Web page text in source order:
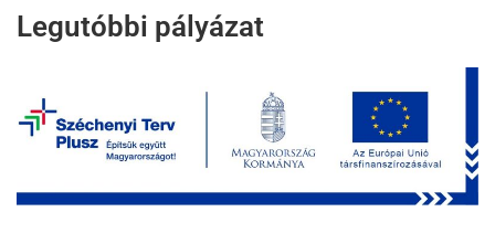
Legutóbbi pályázat